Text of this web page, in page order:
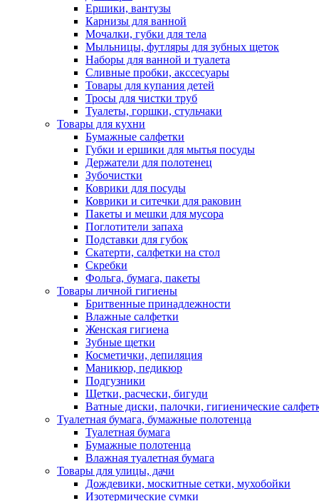
Ершики, вантузы
Карнизы для ванной
Мочалки, губки для тела
Мыльницы, футляры для зубных щеток
Наборы для ванной и туалета
Сливные пробки, акссесуары
Товары для купания детей
Тросы для чистки труб
Туалеты, горшки, стульчаки
Товары для кухни
Бумажные салфетки
Губки и ершики для мытья посуды
Держатели для полотенец
Зубочистки
Коврики для посуды
Коврики и ситечки для раковин
Пакеты и мешки для мусора
Поглотители запаха
Подставки для губок
Скатерти, салфетки на стол
Скребки
Фольга, бумага, пакеты
Товары личной гигиены
Бритвенные принадлежности
Влажные салфетки
Женская гигиена
Зубные щетки
Косметички, депиляция
Маникюр, педикюр
Подгузники
Щетки, расчески, бигуди
Ватные диски, палочки, гигиенические
Туалетная бумага, бумажные полотенца
Туалетная бумага
Бумажные полотенца
Влажная туалетная бумага
Товары для улицы, дачи
Дождевики, москитные сетки, мухобойки
Изотермические сумки